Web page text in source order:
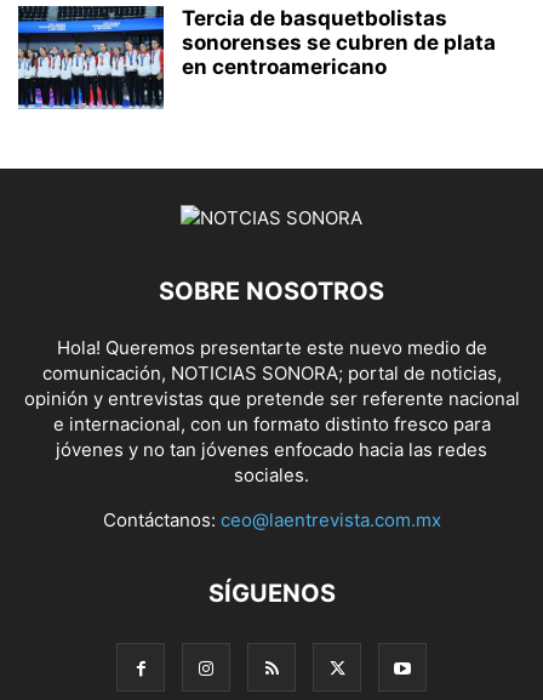
Tercia de basquetbolistas
sonorenses se cubren de plata
en centroamericano
SOBRE NOSOTROS
Hola! Queremos presentarte este nuevo medio de
comunicación, NOTICIAS SONORA; portal de noticias,
opinión y entrevistas que pretende ser referente nacional
e internacional, con un formato distinto fresco para
jóvenes y no tan jóvenes enfocado hacia las redes
sociales.
Contáctanos: ceo@laentrevista.com.mx
SÍGUENOS